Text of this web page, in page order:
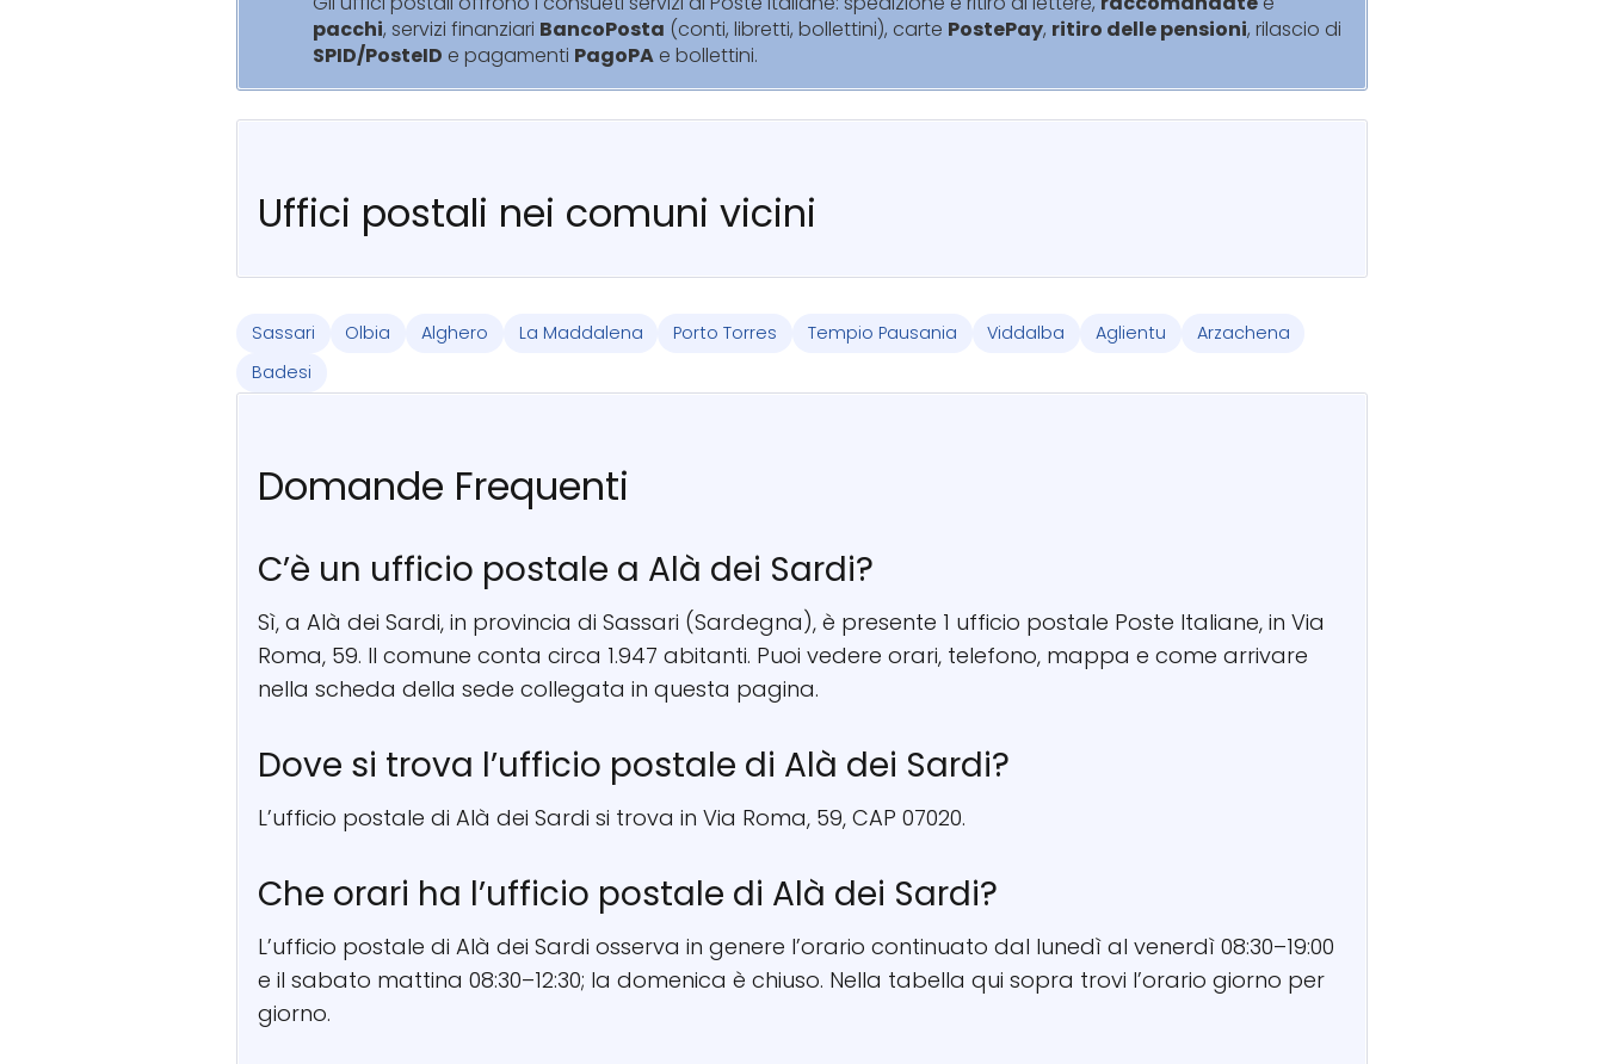
pacchi, servizi finanziari BancoPosta (conti, libretti, bollettini), carte PostePay, ritiro delle pensioni, rilascio di
SPID/PosteID e pagamenti PagoPA e bollettini.
Uffici postali nei comuni vicini
Sassari Olbia Alghero La Maddalena Porto Torres Tempio Pausania Viddalba Aglientu
Arzachena
Badesi
Domande Frequenti
C’è un ufficio postale a Alà dei Sardi?
Sì, a Alà dei Sardi, in provincia di Sassari (Sardegna), è presente 1 ufficio postale Poste Italiane, in Via
Roma, 59. Il comune conta circa 1.947 abitanti. Puoi vedere orari, telefono, mappa e come arrivare
nella scheda della sede collegata in questa pagina.
Dove si trova l’ufficio postale di Alà dei Sardi?
L’ufficio postale di Alà dei Sardi si trova in Via Roma, 59, CAP 07020.
Che orari ha l’ufficio postale di Alà dei Sardi?
L’ufficio postale di Alà dei Sardi osserva in genere l’orario continuato dal lunedì al venerdì 08:30–19:00
e il sabato mattina 08:30–12:30; la domenica è chiuso. Nella tabella qui sopra trovi l’orario giorno per
giorno.